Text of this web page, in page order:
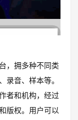
，拥多种不同类
录音、样本等。
者和机构，经过
版权。用户可以